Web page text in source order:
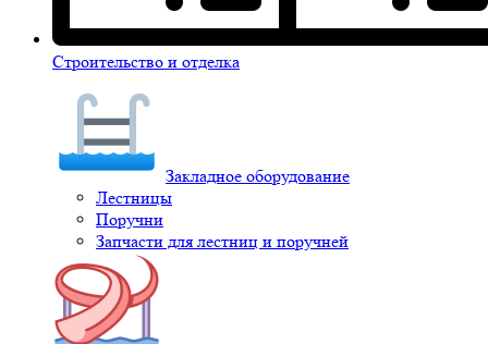
Строительство и отделка
Закладное оборудование
Лестницы
Поручни
Запчасти для лестниц и поручней